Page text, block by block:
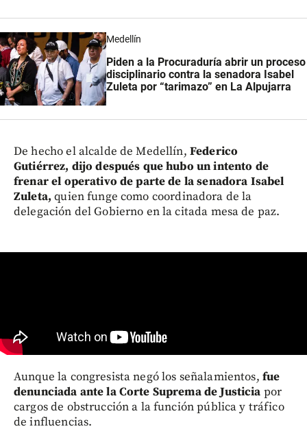
Medellín
Piden a la Procuraduría abrir un proceso
disciplinario contra la senadora Isabel
Zuleta por “tarimazo” en La Alpujarra
De hecho el alcalde de Medellín, Federico
Gutiérrez, dijo después que hubo un intento de
frenar el operativo de parte de la senadora Isabel
Zuleta, quien funge como coordinadora de la
delegación del Gobierno en la citada mesa de paz.
Aunque la congresista negó los señalamientos, fue
denunciada ante la Corte Suprema de Justicia por
cargos de obstrucción a la función pública y tráfico
de influencias.